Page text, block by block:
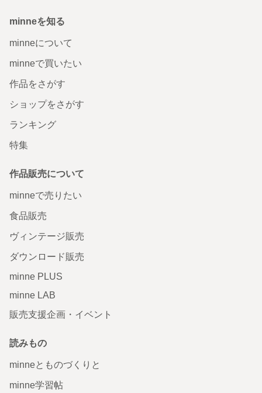
minneを知る
minneについて
minneで買いたい
作品をさがす
ショップをさがす
ランキング
特集
作品販売について
minneで売りたい
食品販売
ヴィンテージ販売
ダウンロード販売
minne PLUS
minne LAB
販売支援企画・イベント
読みもの
minneとものづくりと
minne学習帖